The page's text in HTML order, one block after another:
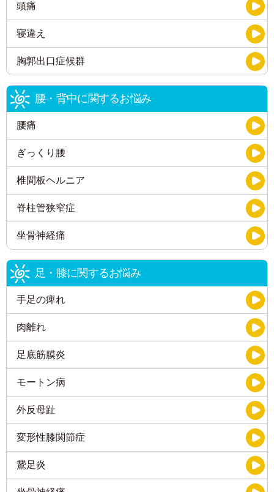
頭痛
寝違え
胸郭出口症候群
腰・背中に関するお悩み
腰痛
ぎっくり腰
椎間板ヘルニア
脊柱管狭窄症
坐骨神経痛
足・膝に関するお悩み
手足の痺れ
肉離れ
足底筋膜炎
モートン病
外反母趾
変形性膝関節症
鵞足炎